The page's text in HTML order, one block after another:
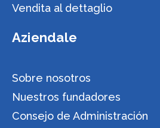
Vendita al dettaglio
Aziendale
Sobre nosotros
Nuestros fundadores
Consejo de Administración